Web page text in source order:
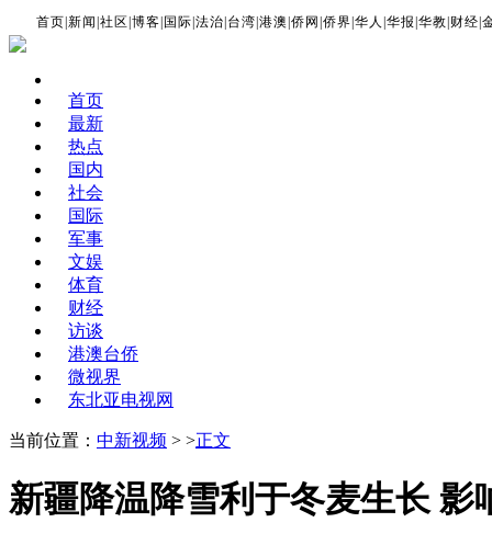
首页 |新闻 |社区 |博客 国际 |法治 台湾 |港澳 |侨网 |侨界 |华人 |华报 |华教 财经 |
首页
最新
热点
国内
社会
国际
军事
文娱
体育
财经
访谈
港澳台侨
微视界
东北亚电视网
当前位置： 中新视频 > >正文
新疆降温降雪利于冬麦生长 影